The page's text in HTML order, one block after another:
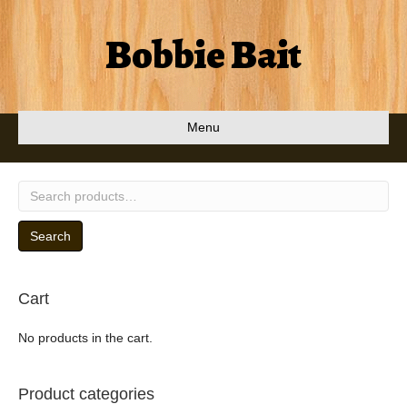
Bobbie Bait
Menu
Search
Search
Cart
No products in the cart.
Product categories